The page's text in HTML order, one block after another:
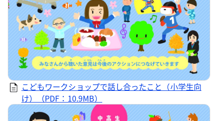
こどもワークショップで話し合ったこと（小学生向
け）（PDF：10.9MB）